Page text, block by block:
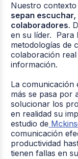
Nuestro
sepan
colaboradores.
en su líder. Para
metodologías de
colaboración
información.
La comunicación
más se pasa por
solucionar los
en realidad su
estudio de
comunicación
productividad
tienen fallas en